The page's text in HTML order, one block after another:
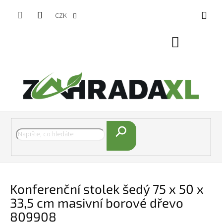
CZK
Hledat
Konferenční stolek šedý 75 x 50 x
33,5 cm masivní borové dřevo
809908